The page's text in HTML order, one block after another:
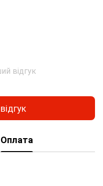
відгук
Оплата